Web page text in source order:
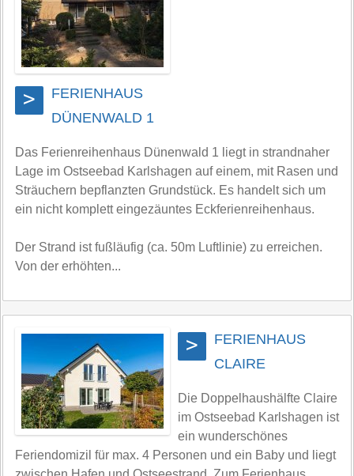
>
FERIENHAUS
DÜNENWALD 1
Das Ferienreihenhaus Dünenwald 1 liegt in strandnaher
Lage im Ostseebad Karlshagen auf einem, mit Rasen und
Sträuchern bepflanzten Grundstück. Es handelt sich um
ein nicht komplett eingezäuntes Eckferienreihenhaus.
Der Strand ist fußläufig (ca. 50m Luftlinie) zu erreichen.
Von der erhöhten...
>
FERIENHAUS
CLAIRE
Die Doppelhaushälfte Claire
im Ostseebad Karlshagen ist
ein wunderschönes
Feriendomizil für max. 4 Personen und ein Baby und liegt